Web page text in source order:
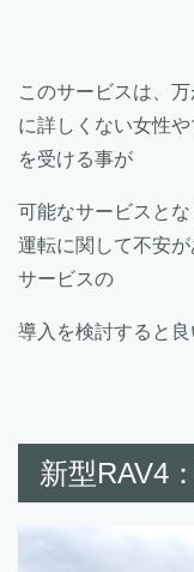
このサービスは、
に詳しくない女性
を受ける事が
可能なサービスと
運転に関して不安
サービスの
導入を検討すると良
新型RAV4